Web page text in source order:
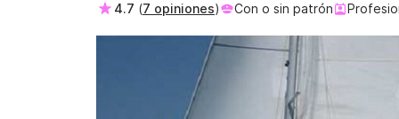
4.7 (7 opiniones) Con o sin patrón